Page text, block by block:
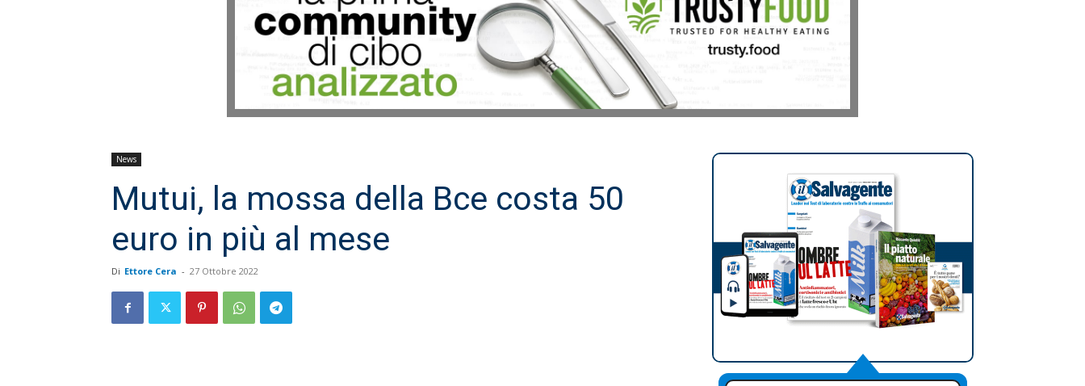
Salvagente
News
Mutui, la mossa della Bce costa 50
euro in più al mese
Di Ettore Cera - 27 Ottobre 2022